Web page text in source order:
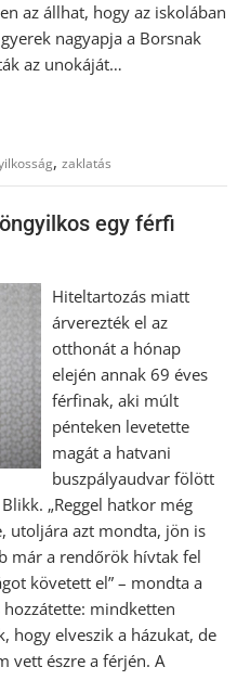
az állhat, hogy az iskolában
nagyapja a Borsnak
az unokáját…
,zaklatás
egy férfi
Hiteltartozás miatt
árverezték el az
otthonát a hónap
elején annak 69 éves
férfinak, aki múlt
pénteken levetette
magát a hatvani
buszpályaudvar fölött
„Reggel hatkor még
utoljára azt mondta, jön is
már a rendőrök hívtak fel
követett el” – mondta a
mindketten
hogy elveszik a házukat, de
vett észre a férjén. A